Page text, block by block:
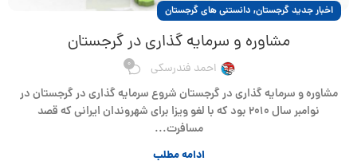
اخبار جدید گرجستان, دانستنی های گرجستان
مشاوره و سرمایه گذاری در گرجستان
احمد فندرسکی 0
مشاوره و سرمایه گذاری در گرجستان شروع سرمایه گذاری در گرجستان در
نوامبر سال ۲۰۱۰ بود که با لغو ویزا برای شهروندان ایرانی که قصد
مسافرت...
ادامه مطلب